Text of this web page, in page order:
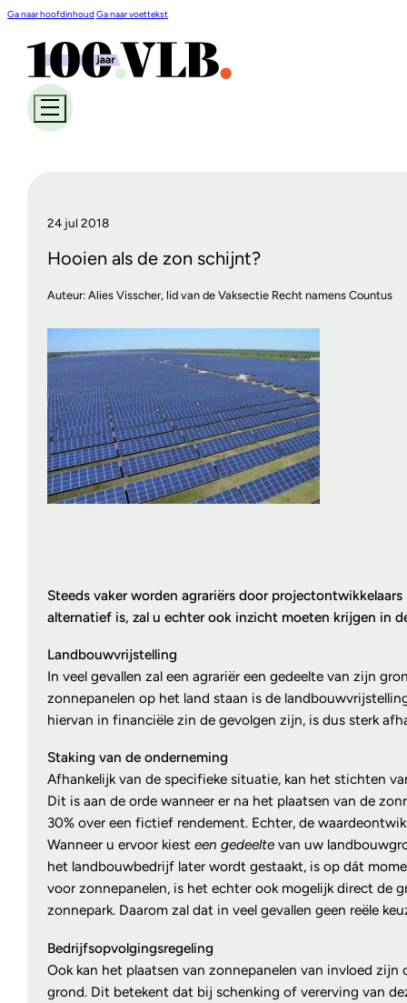
Ga naar hoofdinhoudGa naar voettekst
24 jul 2018
Hooien als de zon schijnt?
Auteur: Alies Visscher, lid van de Vaksectie Recht namens Countus
Steeds vaker worden agrariërs door
alternatief is, zal u echter ook inzicht moeten krijgen in
Landbouwvrijstelling
In veel gevallen zal een agrariër een gedeelte van zijn
zonnepanelen op het land staan is de
hiervan in financiële zin de gevolgen zijn, is dus sterk
Staking van de onderneming
Afhankelijk van de specifieke situatie, kan het stichten
Dit is aan de orde wanneer er na het plaatsen van de
30% over een fictief rendement. Echter, de
Wanneer u ervoor kiest een gedeeltevan uw
het landbouwbedrijf later wordt gestaakt, is op dát
voor zonnepanelen, is het echter ook mogelijk direct de
zonnepark. Daarom zal dat in veel gevallen geen reële
Bedrijfsopvolgingsregeling
Ook kan het plaatsen van zonnepanelen van invloed
grond. Dit betekent dat bij schenking of vererving van